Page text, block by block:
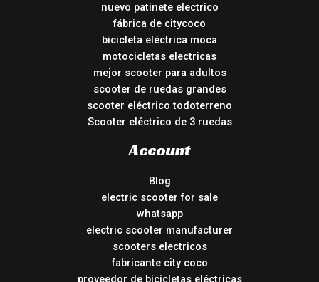
nuevo patinete electrico
fábrica de citycoco
bicicleta eléctrica moca
motocicletas electricas
mejor scooter para adultos
scooter de ruedas grandes
scooter eléctrico todoterreno
Scooter eléctrico de 3 ruedas
Account
Blog
electric scooter for sale
whatsapp
electric scooter manufacturer
scooters electricos
fabricante city coco